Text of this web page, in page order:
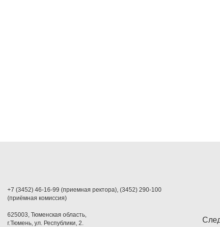
+7 (3452) 46-16-99 (приемная ректора), (3452) 290-100
(приёмная комиссия)
625003, Тюменская область,
г.Тюмень, ул. Республики, 2.